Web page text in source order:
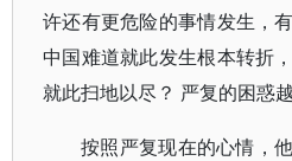
许还有更危险的事情发生，
中国难道就此发生根本转折
就此扫地以尽？ 严复的困惑越
按照严复现在的心情，